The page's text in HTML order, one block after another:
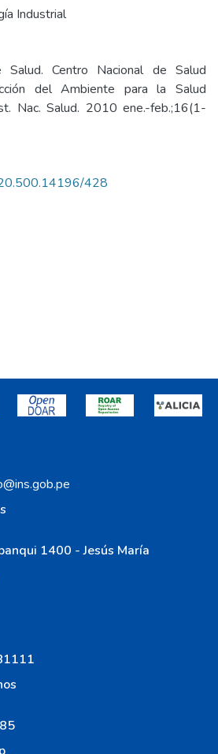
Industrial
Salud. Centro Nacional de Salud
del Ambiente para la Salud
Nac. Salud. 2010 ene.-feb.;16(1-
428
1400 - Jesús María